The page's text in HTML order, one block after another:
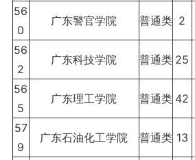
56
0
广东警官学院 普通类 2
56
2
广东科技学院 普通类 25
56
5
广东理工学院 普通类 42
57
9
广东石油化工学院 普通类 13